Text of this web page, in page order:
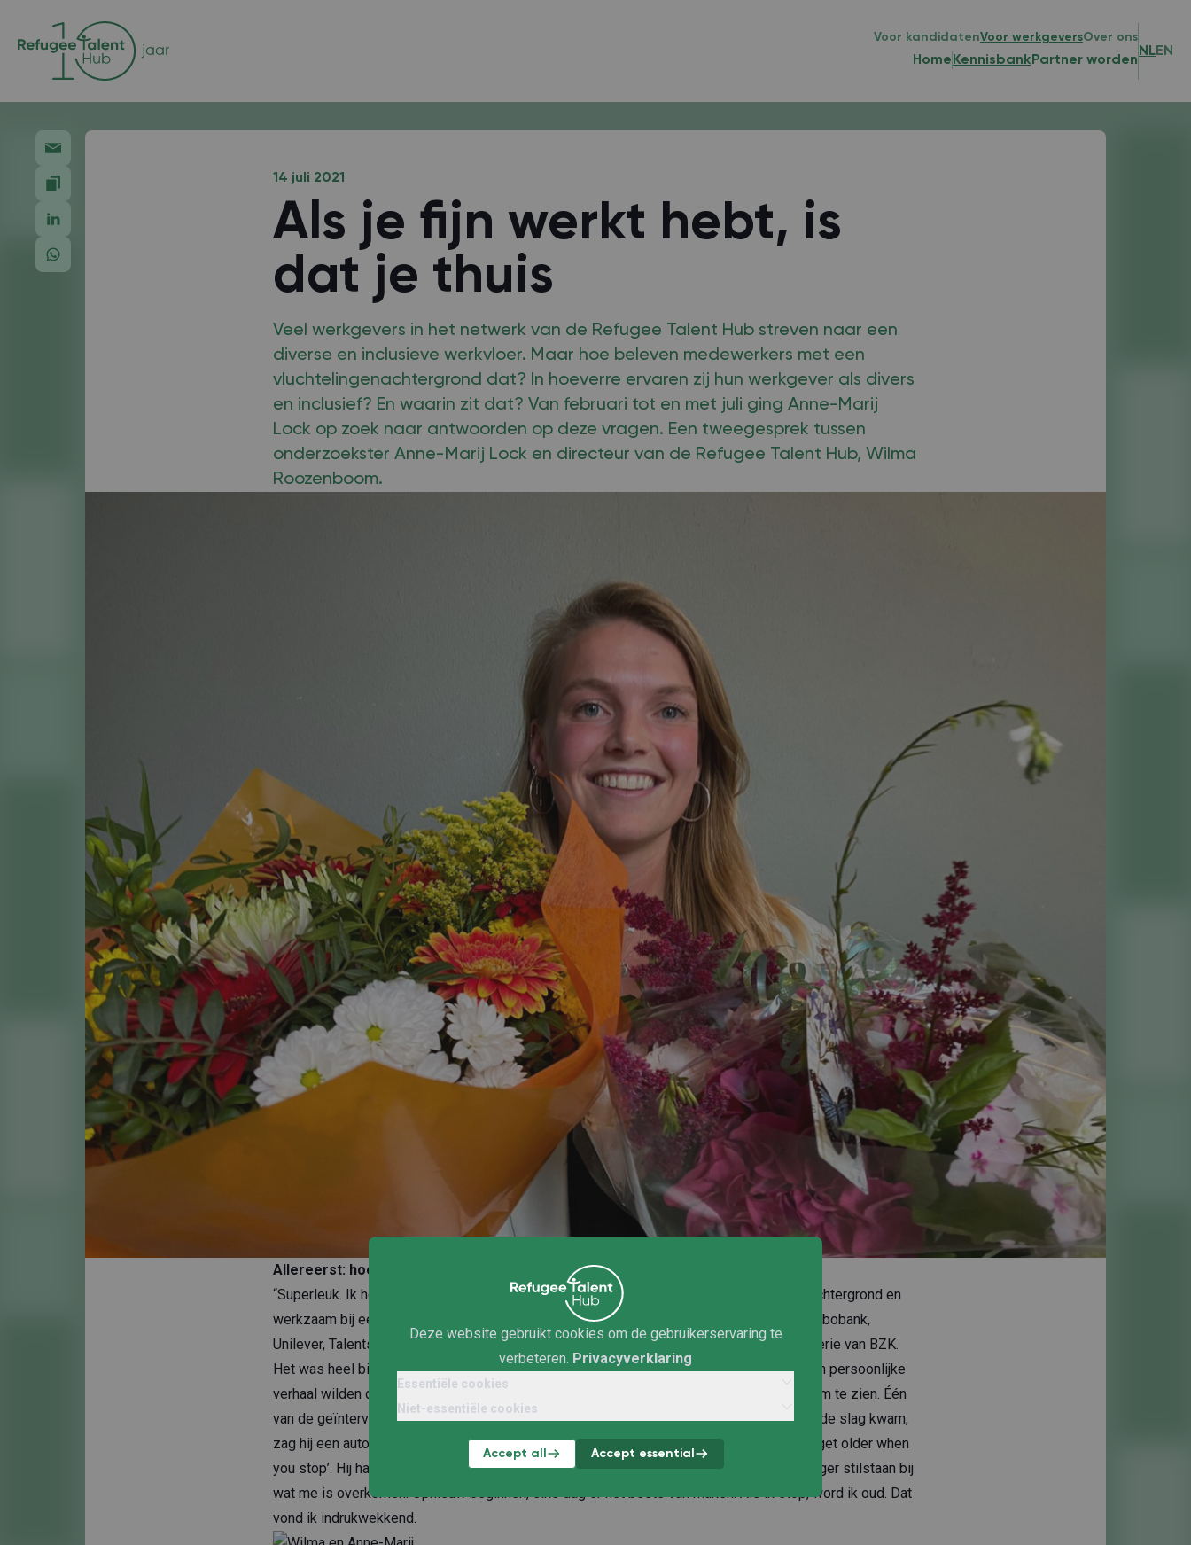
Deze website gebruikt cookies om de gebruikerservaring te
verbeteren. Privacyverklaring
Essentiële cookies
Niet-essentiële cookies
Accept all Accept essential
Voor kandidatenVoor werkgeversOver ons
Home Kennisbank Partner worden
EN
NL
14 juli 2021
Als je fijn werkt hebt, is
dat je thuis
Veel werkgevers in het netwerk van de Refugee Talent Hub streven naar een
diverse en inclusieve werkvloer. Maar hoe beleven medewerkers met een
vluchtelingenachtergrond dat? In hoeverre ervaren zij hun werkgever als divers
en inclusief? En waarin zit dat? Van februari tot en met juli ging Anne-Marij
Lock op zoek naar antwoorden op deze vragen. Een tweegesprek tussen
onderzoekster Anne-Marij Lock en directeur van de Refugee Talent Hub, Wilma
Roozenboom.
Allereerst: hoe vond je het om dit onderzoek te doen?
“Superleuk. Ik heb veertien medewerkers geïnterviewd, allemaal met een vluchtelingenachtergrond en
werkzaam bij een werkgever die is aangesloten bij de Refugee Talent Hub: Signify, EY, Rabobank,
Unilever, TalentsForTheNetherlands, IKEA, KPMG, Unilever, Sweco, Arcadis en het Ministerie van BZK.
Het was heel bijzonder hoe open en oprecht iedereen antwoord gaf op mijn vragen en hun persoonlijke
verhaal wilden delen. De power om er iets van te maken hier in Nederland vond ik mooi om te zien. Één
van de geïnterviewden formuleerde het mooi. Toen hij graag wilde werken, maar niet aan de slag kwam,
zag hij een autoreclame met de slogan ‘Don’t stop when you get older because you only get older when
you stop’. Hij hanteert dat sindsdien als zijn motto in het leven: ik moet doorgaan, niet langer stilstaan bij
wat me is overkomen. Opnieuw beginnen, elke dag er het beste van maken. Als ik stop, word ik oud. Dat
vond ik indrukwekkend.